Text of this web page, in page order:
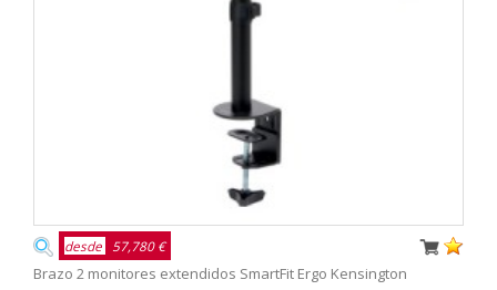
desde 57,780 €
Brazo 2 monitores extendidos SmartFit Ergo Kensington